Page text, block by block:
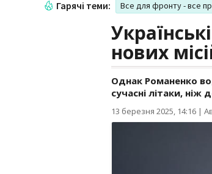
Гарячі теми: Все для фронту - все
нових
Однак Романенко
сучасні літаки, ніж
13 березня 2025, 14:16 |